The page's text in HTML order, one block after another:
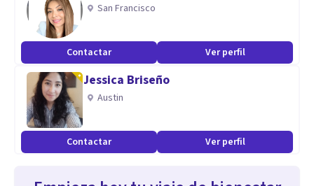
Aptitudes
Mis aptitudes
• Escucha empática y sin juicio
• Intervención estratégica y personalizada
• Capacidad para crear un espacio seguro y de confianza
• Diseño de herramientas prácticas y tareas terapéuticas
aplicables al día a día
San Francisco
Contactar Ver perfil
Jessica Briseño
Austin
Contactar Ver perfil